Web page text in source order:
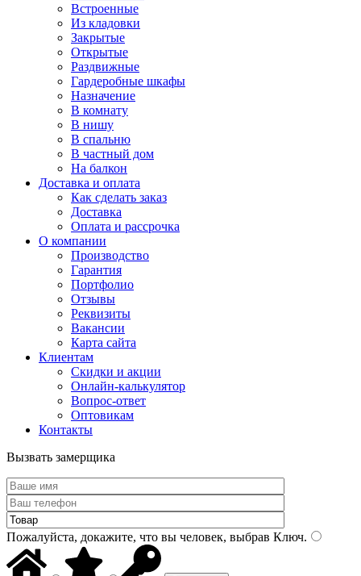
Встроенные
Из кладовки
Закрытые
Открытые
Раздвижные
Гардеробные шкафы
Назначение
В комнату
В нишу
В спальню
В частный дом
На балкон
Доставка и оплата
Как сделать заказ
Доставка
Оплата и рассрочка
О компании
Производство
Гарантия
Портфолио
Отзывы
Реквизиты
Вакансии
Карта сайта
Клиентам
Скидки и акции
Онлайн-калькулятор
Вопрос-ответ
Оптовикам
Контакты
Вызвать замерщика
Пожалуйста, докажите, что вы человек, выбрав Ключ.